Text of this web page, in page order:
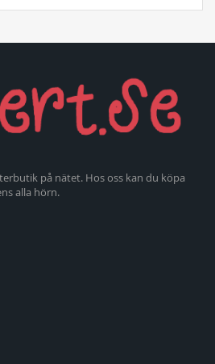
på nätet. Hos oss kan du köpa
alla hörn.